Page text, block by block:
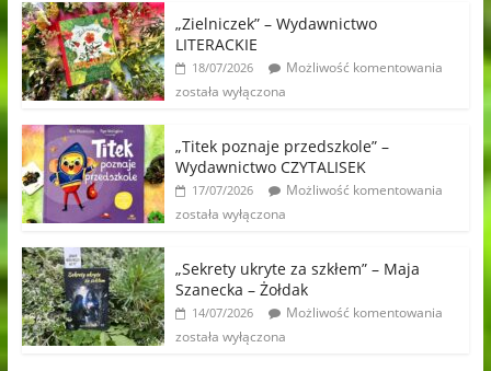
„Zielniczek” – Wydawnictwo
LITERACKIE
18/07/2026
Możliwość komentowania
została wyłączona
„Titek poznaje przedszkole” –
Wydawnictwo CZYTALISEK
17/07/2026
Możliwość komentowania
została wyłączona
„Sekrety ukryte za szkłem” – Maja
Szanecka – Żołdak
14/07/2026
Możliwość komentowania
została wyłączona